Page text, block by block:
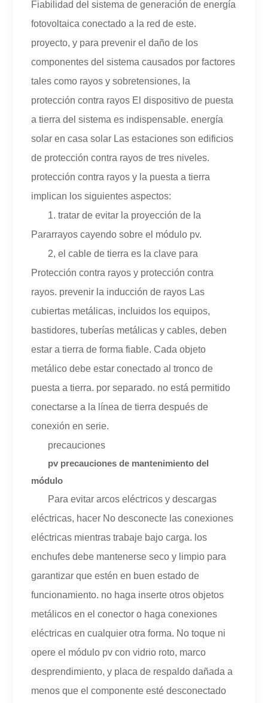
Fiabilidad del sistema de generación de energía
fotovoltaica conectado a la red de este.
proyecto, y para prevenir el daño de los
componentes del sistema causados ​​por factores
tales como rayos y sobretensiones, la
protección contra rayos El dispositivo de puesta
a tierra del sistema es indispensable. energía
solar en casa solar Las estaciones son edificios
de protección contra rayos de tres niveles.
protección contra rayos y la puesta a tierra
implican los siguientes aspectos:
1. tratar de evitar la proyección de la
Pararrayos cayendo sobre el módulo pv.
2, el cable de tierra es la clave para
Protección contra rayos y protección contra
rayos. prevenir la inducción de rayos Las
cubiertas metálicas, incluidos los equipos,
bastidores, tuberías metálicas y cables, deben
estar a tierra de forma fiable. Cada objeto
metálico debe estar conectado al tronco de
puesta a tierra. por separado. no está permitido
conectarse a la línea de tierra después de
conexión en serie.
precauciones
pv precauciones de mantenimiento del
módulo
Para evitar arcos eléctricos y descargas
eléctricas, hacer No desconecte las conexiones
eléctricas mientras trabaje bajo carga. los
enchufes debe mantenerse seco y limpio para
garantizar que estén en buen estado de
funcionamiento. no haga inserte otros objetos
metálicos en el conector o haga conexiones
eléctricas en cualquier otra forma. No toque ni
opere el módulo pv con vidrio roto, marco
desprendimiento, y placa de respaldo dañada a
menos que el componente esté desconectado